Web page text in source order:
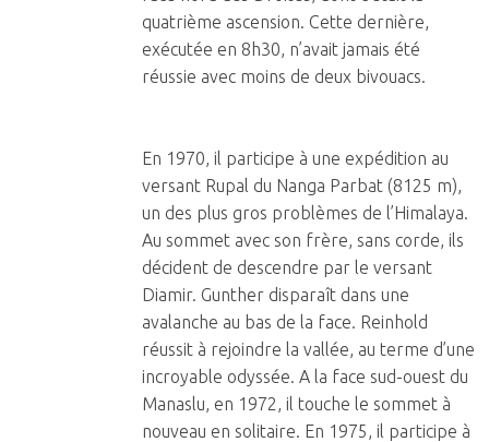
quatrième ascension. Cette dernière,
exécutée en 8h30, n’avait jamais été
réussie avec moins de deux bivouacs.
En 1970, il participe à une expédition au
versant Rupal du Nanga Parbat (8125 m),
un des plus gros problèmes de l’Himalaya.
Au sommet avec son frère, sans corde, ils
décident de descendre par le versant
Diamir. Gunther disparaît dans une
avalanche au bas de la face. Reinhold
réussit à rejoindre la vallée, au terme d’une
incroyable odyssée. A la face sud-ouest du
Manaslu, en 1972, il touche le sommet à
nouveau en solitaire. En 1975, il participe à